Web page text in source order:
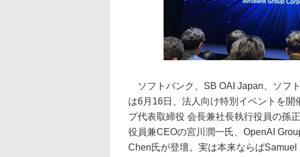
ソフトバンク、SB OAI Japan、ソフ
は6月16日、法人向け特別イベントを
プ代表取締役 会長兼社長執行役員の孫
役員兼CEOの宮川潤一氏、OpenAI
Chen氏が登壇。実は本来ならばSamuel